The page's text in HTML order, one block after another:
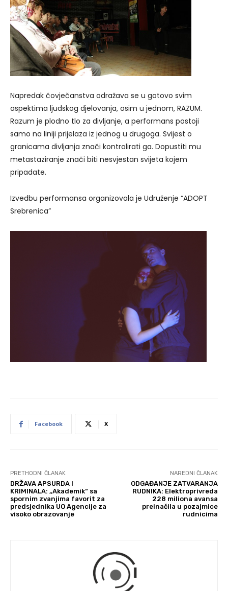
Napredak čovječanstva odražava se u gotovo svim
aspektima ljudskog djelovanja, osim u jednom, RAZUM.
Razum je plodno tlo za divljanje, a performans postoji
samo na liniji prijelaza iz jednog u drugoga. Svijest o
granicama divljanja znači kontrolirati ga. Dopustiti mu
metastaziranje znači biti nesvjestan svijeta kojem
pripadate.
Izvedbu performansa organizovala je Udruženje “ADOPT
Srebrenica”
Facebook X
PRETHODNI ČLANAK
DRŽAVA APSURDA I
KRIMINALA: „Akademik“ sa
spornim zvanjima favorit za
predsjednika UO Agencije za
visoko obrazovanje
NAREDNI ČLANAK
ODGAĐANJE ZATVARANJA
RUDNIKA: Elektroprivreda
228 miliona avansa
preinačila u pozajmice
rudnicima